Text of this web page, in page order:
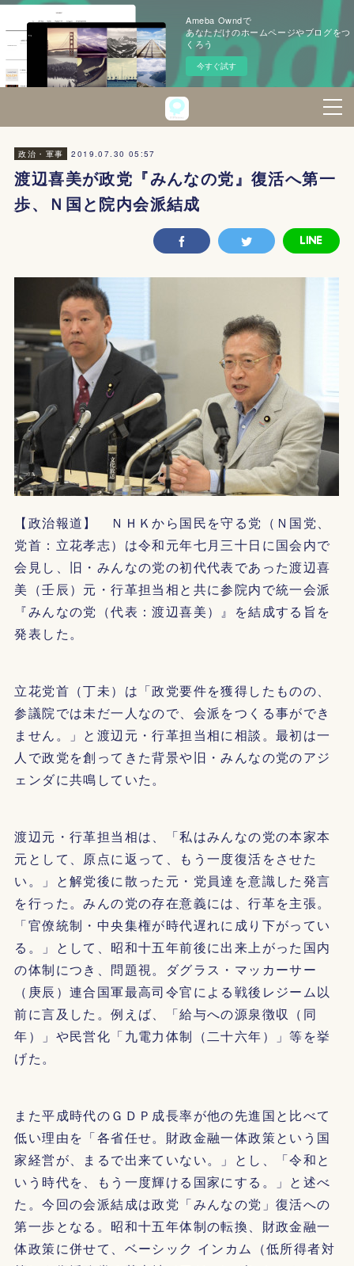
Ameba Owndで
あなただけのホームページやブログをつ
くろう
今すぐ試す
政治・軍事 2019.07.30 05:57
渡辺喜美が政党『みんなの党』復活へ第一
歩、Ｎ国と院内会派結成
【政治報道】 ＮＨＫから国民を守る党（Ｎ国党、
党首：立花孝志）は令和元年七月三十日に国会内で
会見し、旧・みんなの党の初代代表であった渡辺喜
美（壬辰）元・行革担当相と共に参院内で統一会派
『みんなの党（代表：渡辺喜美）』を結成する旨を
発表した。
立花党首（丁未）は「政党要件を獲得したものの、
参議院では未だ一人なので、会派をつくる事ができ
ません。」と渡辺元・行革担当相に相談。最初は一
人で政党を創ってきた背景や旧・みんなの党のアジ
ェンダに共鳴していた。
渡辺元・行革担当相は、「私はみんなの党の本家本
元として、原点に返って、もう一度復活をさせた
い。」と解党後に散った元・党員達を意識した発言
を行った。みんの党の存在意義には、行革を主張。
「官僚統制・中央集権が時代遅れに成り下がってい
る。」として、昭和十五年前後に出来上がった国内
の体制につき、問題視。ダグラス・マッカーサー
（庚辰）連合国軍最高司令官による戦後レジーム以
前に言及した。例えば、「給与への源泉徴収（同
年）」や民営化「九電力体制（二十六年）」等を挙
げた。
また平成時代のＧＤＰ成長率が他の先進国と比べて
低い理由を「各省任せ。財政金融一体政策という国
家経営が、まるで出来ていない。」とし、「令和と
いう時代を、もう一度輝ける国家にする。」と述べ
た。今回の会派結成は政党「みんなの党」復活への
第一歩となる。昭和十五年体制の転換、財政金融一
体政策に併せて、ベーシック インカム（低所得者対